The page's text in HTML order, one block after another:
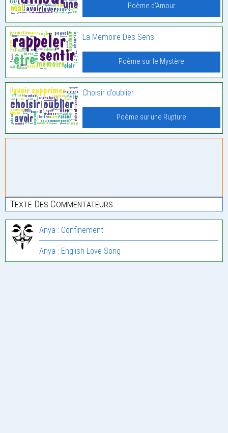
Poème d'Amour
La Mémoire Des Sens
Poème sur le Mystère
Choisir d’oublier
Poème sur une Rupture
Texte Des Commentateurs
Anya : Confinement
Anya : English Love Song